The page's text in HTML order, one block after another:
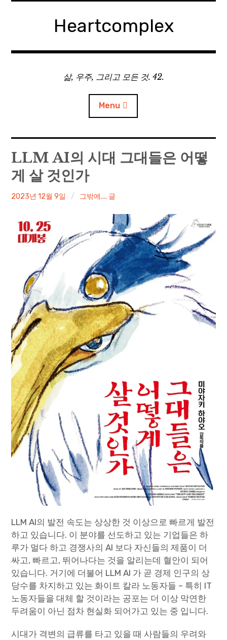
Heartcomplex
삶, 우주, 그리고 모든 것. 42.
Menu
홈
Private Military Manager: Tactical Auto Battler
Plebby Quest: The Crusades
GOTYS
Paper Star Fighters
Homemade Studio
Blender Training
English
LLM AI의 시대 그대들은 어떻
게 살 것인가
irene
2023년 12월 9일 그밖에..., 글
LLM AI의 발전 속도는 상상한 것 이상으로 빠르게 발전
하고 있습니다. 이 분야를 선도하고 있는 기업들은 하
루가 멀다 하고 경쟁사의 AI 보다 자신들의 제품이 더
싸고, 빠르고, 뛰어나다는 것을 알리는데 혈안이 되어
있습니다. 거기에 더불어 LLM AI 가 곧 경제 인구의 상
당수를 차지하고 있는 화이트 칼라 노동자들 – 특히 IT
노동자들을 대체 할 것이라는 공포는 더 이상 막연한
두려움이 아닌 점차 현실화 되어가고 있는 중 입니다.
시대가 격변의 급류를 타고 있을 때 사람들의 우려와